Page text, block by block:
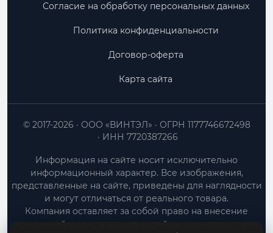
Согласие на обработку персональных данных
Политика конфиденциальности
Договор-оферта
Карта сайта
ООО «ВИНТЭЛ»
ОГРН 1177746672498
ИНН 7720387266
© 2017-2026
Информация на сайте носит исключительно
информационный характер. Все изображения,
представленные на сайте, приведены для наглядности
и могут отличаться от реального товара.
Компания оставляет за собой право на внесение
изменений в конструкцию, дизайн и характеристики